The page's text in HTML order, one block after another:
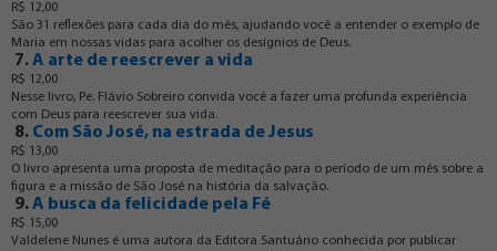
R$ 12,00
São 31 reflexões para cada dia do mês, ajudando você a entender o exemplo de
Maria em nossas vidas para acolher os desígnios de Deus.
7.A arte de reescrever a vida
R$ 12,00
Nesse livro, Pe. Flávio Sobreiro convida você a fazer uma profunda experiência
com Deus para reescrever sua vida.
8. Com São José, na estrada de Jesus
R$ 13,00
O livro apresenta uma proposta de meditação para o período de um mês sobre a
figura e a missão de São José na história da salvação.
9.A busca da felicidade pela Fé
R$ 15,00
Valdelene Nunes é uma autora da Editora Santuário conhecida por publicar